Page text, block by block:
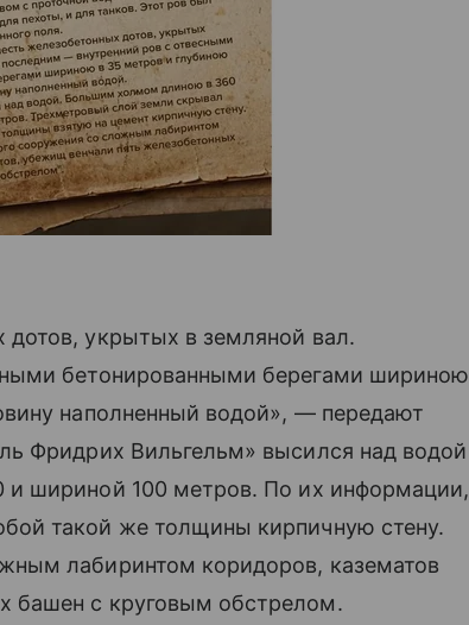
укрытых в земляной вал.
бетонированными берегами шириною
наполненный водой», — передают
Фридрих Вильгельм» высился над водой
шириной 100 метров. По их информации,
такой же толщины кирпичную стену.
лабиринтом коридоров, казематов
башен с круговым обстрелом.